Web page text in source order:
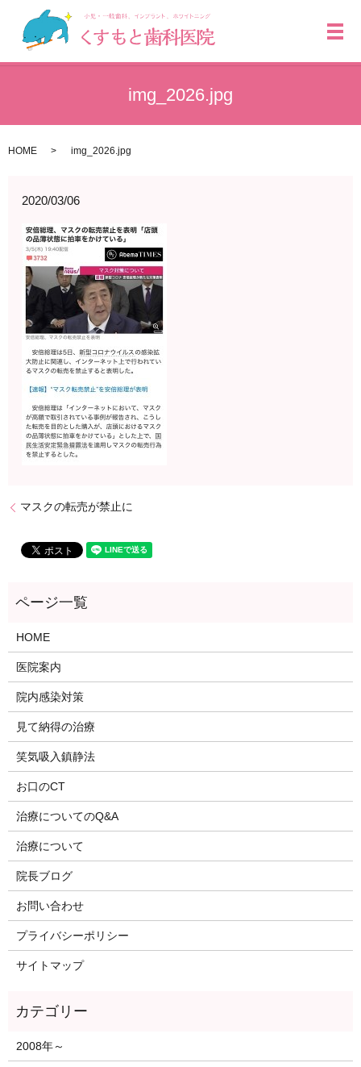
メ
img_2026.jpg
HOME img_2026.jpg
2020/03/06
マスクの転売が禁止に
HOME
医院案内
院内感染対策
見て納得の治療
笑気吸入鎮静法
お口のCT
治療についてのQ&A
治療について
院長ブログ
お問い合わせ
プライバシーポリシー
サイトマップ
2008年～